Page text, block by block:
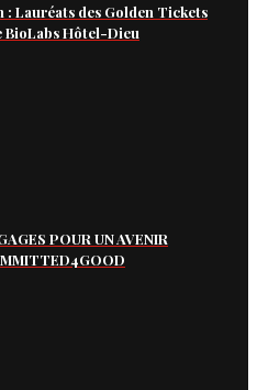
: Lauréats des Golden Tickets
BioLabs Hôtel-Dieu
POUR UN AVENIR